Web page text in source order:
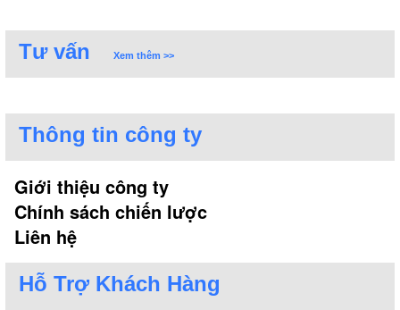
Tư vấn Xem thêm >>
Thông tin công ty
Giới thiệu công ty
Chính sách chiến lược
Liên hệ
Hỗ Trợ Khách Hàng